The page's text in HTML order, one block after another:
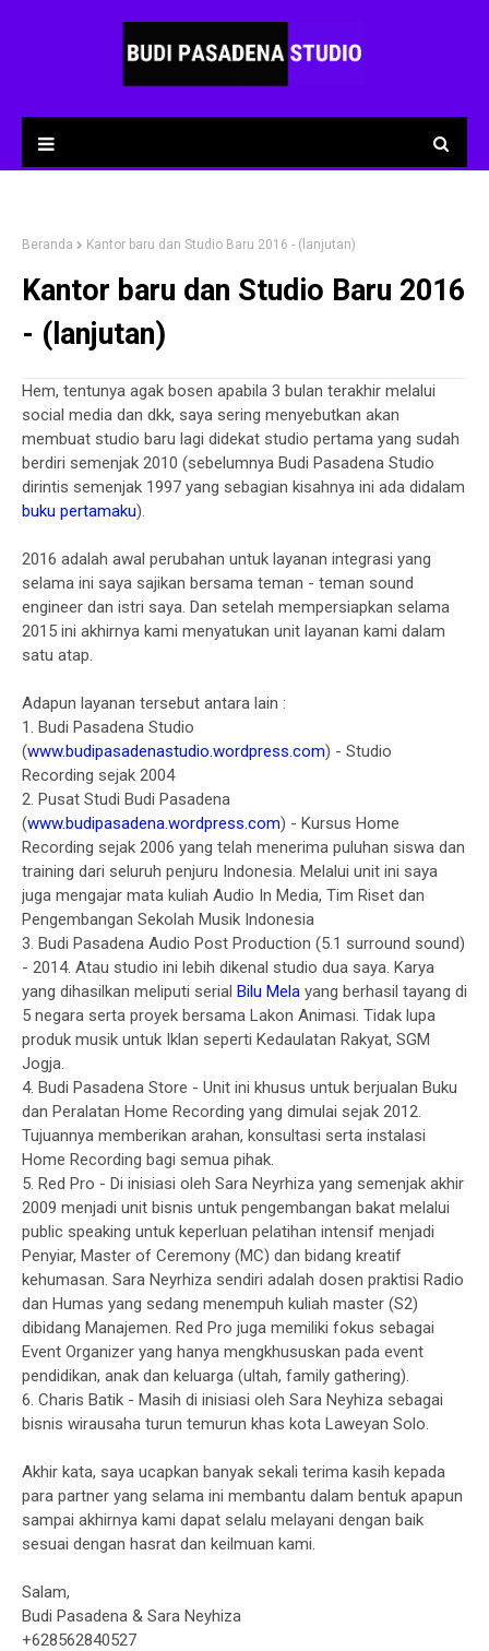
Beranda Kantor baru dan Studio Baru 2016 - (lanjutan)
Kantor baru dan Studio Baru 2016
- (lanjutan)
Hem, tentunya agak bosen apabila 3 bulan terakhir melalui
social media dan dkk, saya sering menyebutkan akan
membuat studio baru lagi didekat studio pertama yang sudah
berdiri semenjak 2010 (sebelumnya Budi Pasadena Studio
dirintis semenjak 1997 yang sebagian kisahnya ini ada didalam
buku pertamaku).
2016 adalah awal perubahan untuk layanan integrasi yang
selama ini saya sajikan bersama teman - teman sound
engineer dan istri saya. Dan setelah mempersiapkan selama
2015 ini akhirnya kami menyatukan unit layanan kami dalam
satu atap.
Adapun layanan tersebut antara lain :
1. Budi Pasadena Studio
(www.budipasadenastudio.wordpress.com) - Studio
Recording sejak 2004
2. Pusat Studi Budi Pasadena
(www.budipasadena.wordpress.com) - Kursus Home
Recording sejak 2006 yang telah menerima puluhan siswa dan
training dari seluruh penjuru Indonesia. Melalui unit ini saya
juga mengajar mata kuliah Audio In Media, Tim Riset dan
Pengembangan Sekolah Musik Indonesia
3. Budi Pasadena Audio Post Production (5.1 surround sound)
- 2014. Atau studio ini lebih dikenal studio dua saya. Karya
yang dihasilkan meliputi serial Bilu Mela yang berhasil tayang di
5 negara serta proyek bersama Lakon Animasi. Tidak lupa
produk musik untuk Iklan seperti Kedaulatan Rakyat, SGM
Jogja.
4. Budi Pasadena Store - Unit ini khusus untuk berjualan Buku
dan Peralatan Home Recording yang dimulai sejak 2012.
Tujuannya memberikan arahan, konsultasi serta instalasi
Home Recording bagi semua pihak.
5. Red Pro - Di inisiasi oleh Sara Neyrhiza yang semenjak akhir
2009 menjadi unit bisnis untuk pengembangan bakat melalui
public speaking untuk keperluan pelatihan intensif menjadi
Penyiar, Master of Ceremony (MC) dan bidang kreatif
kehumasan. Sara Neyrhiza sendiri adalah dosen praktisi Radio
dan Humas yang sedang menempuh kuliah master (S2)
dibidang Manajemen. Red Pro juga memiliki fokus sebagai
Event Organizer yang hanya mengkhususkan pada event
pendidikan, anak dan keluarga (ultah, family gathering).
6. Charis Batik - Masih di inisiasi oleh Sara Neyhiza sebagai
bisnis wirausaha turun temurun khas kota Laweyan Solo.
Akhir kata, saya ucapkan banyak sekali terima kasih kepada
para partner yang selama ini membantu dalam bentuk apapun
sampai akhirnya kami dapat selalu melayani dengan baik
sesuai dengan hasrat dan keilmuan kami.
Salam,
Budi Pasadena & Sara Neyhiza
+628562840527